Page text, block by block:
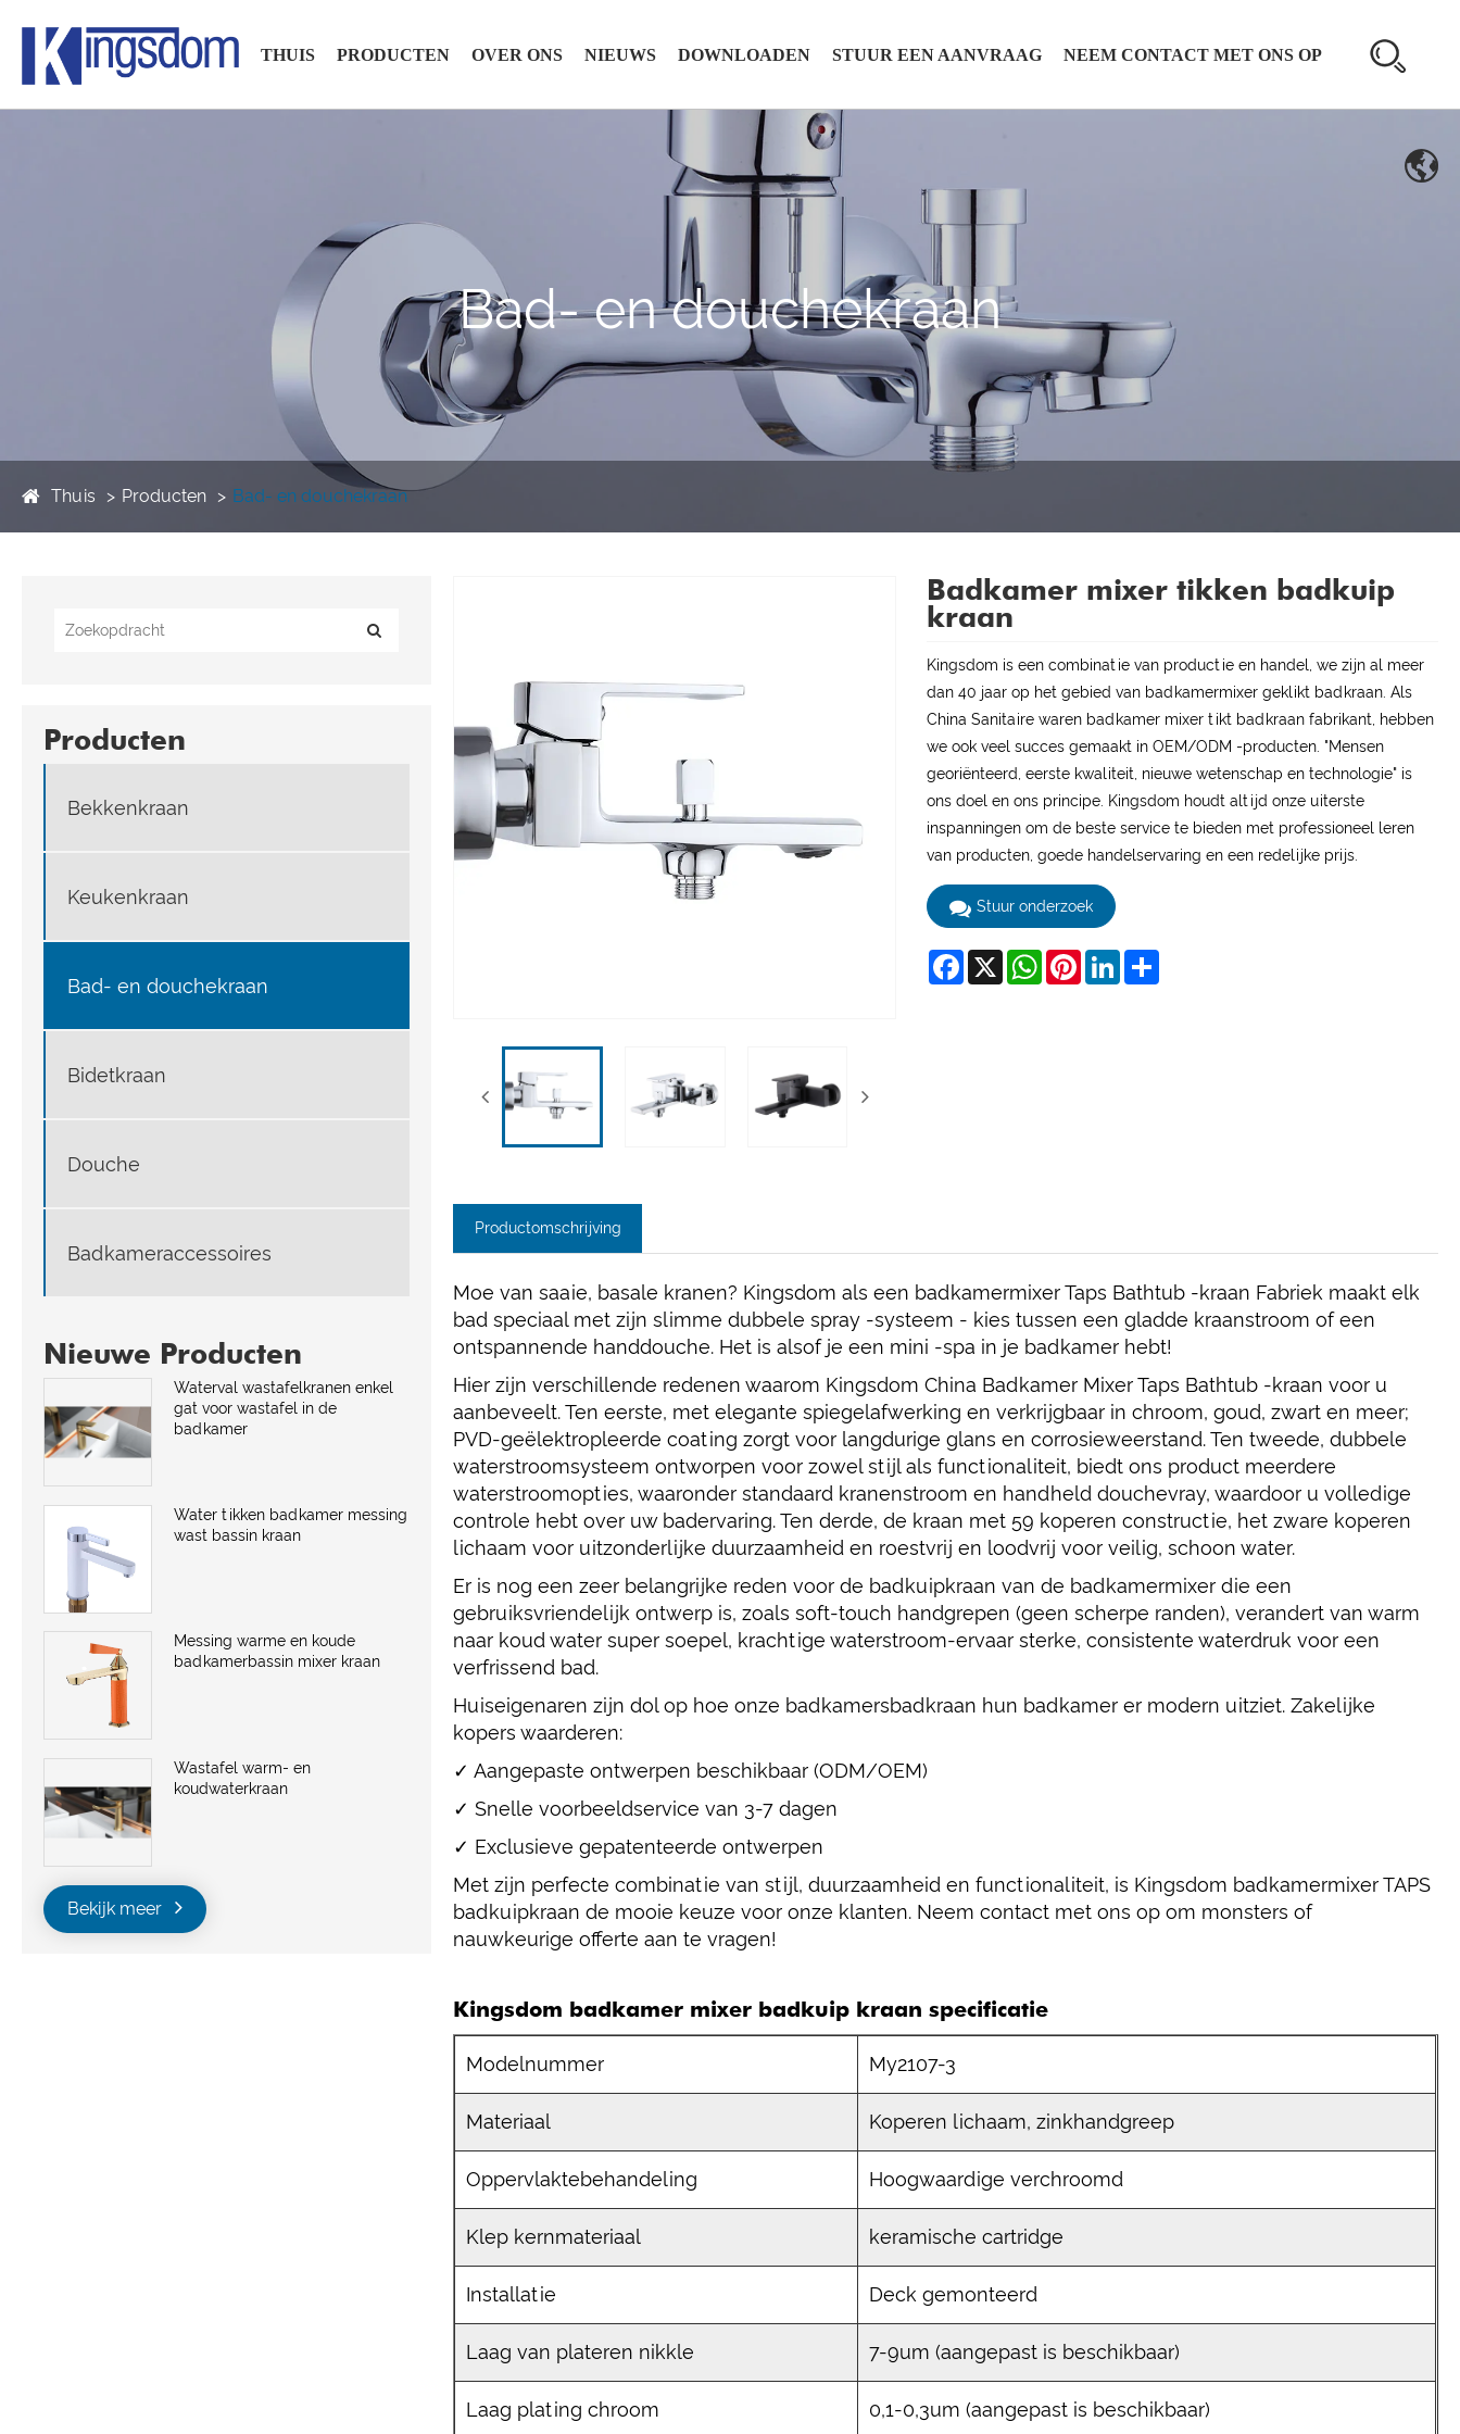
THUIS PRODUCTEN OVER ONS NIEUWS DOWNLOADEN STUUR EEN AANVRAAG NEEM CONTACT MET ONS OP
Bad- en douchekraan
Thuis Producten Bad- en douchekraan
Producten
Bekkenkraan
Keukenkraan
Bad- en douchekraan
Bidetkraan
Douche
Badkameraccessoires
Nieuwe Producten
Waterval wastafelkranen enkel
gat voor wastafel in de
badkamer
Water tikken badkamer messing
wast bassin kraan
Messing warme en koude
badkamerbassin mixer kraan
Wastafel warm- en
koudwaterkraan
Bekijk meer
Badkamer mixer tikken badkuip
kraan
Kingsdom is een combinatie van productie en handel, we zijn al meer
dan 40 jaar op het gebied van badkamermixer geklikt badkraan. Als
China Sanitaire waren badkamer mixer tikt badkraan fabrikant, hebben
we ook veel succes gemaakt in OEM/ODM -producten. "Mensen
georiënteerd, eerste kwaliteit, nieuwe wetenschap en technologie" is
ons doel en ons principe. Kingsdom houdt altijd onze uiterste
inspanningen om de beste service te bieden met professioneel leren
van producten, goede handelservaring en een redelijke prijs.
Stuur onderzoek
Facebook
X WhatsAppPinterestLinkedInShare
Productomschrijving
Moe van saaie, basale kranen? Kingsdom als een badkamermixer Taps Bathtub -kraan Fabriek maakt elk
bad speciaal met zijn slimme dubbele spray -systeem - kies tussen een gladde kraanstroom of een
ontspannende handdouche. Het is alsof je een mini -spa in je badkamer hebt!
Hier zijn verschillende redenen waarom Kingsdom China Badkamer Mixer Taps Bathtub -kraan voor u
aanbeveelt. Ten eerste, met elegante spiegelafwerking en verkrijgbaar in chroom, goud, zwart en meer;
PVD-geëlektropleerde coating zorgt voor langdurige glans en corrosieweerstand. Ten tweede, dubbele
waterstroomsysteem ontworpen voor zowel stijl als functionaliteit, biedt ons product meerdere
waterstroomopties, waaronder standaard kranenstroom en handheld douchevray, waardoor u volledige
controle hebt over uw badervaring. Ten derde, de kraan met 59 koperen constructie, het zware koperen
lichaam voor uitzonderlijke duurzaamheid en roestvrij en loodvrij voor veilig, schoon water.
Er is nog een zeer belangrijke reden voor de badkuipkraan van de badkamermixer die een
gebruiksvriendelijk ontwerp is, zoals soft-touch handgrepen (geen scherpe randen), verandert van warm
naar koud water super soepel, krachtige waterstroom-ervaar sterke, consistente waterdruk voor een
verfrissend bad.
Huiseigenaren zijn dol op hoe onze badkamersbadkraan hun badkamer er modern uitziet. Zakelijke
kopers waarderen:
✓ Aangepaste ontwerpen beschikbaar (ODM/OEM)
✓ Snelle voorbeeldservice van 3-7 dagen
✓ Exclusieve gepatenteerde ontwerpen
Met zijn perfecte combinatie van stijl, duurzaamheid en functionaliteit, is Kingsdom badkamermixer TAPS
badkuipkraan de mooie keuze voor onze klanten. Neem contact met ons op om monsters of
nauwkeurige offerte aan te vragen!
Kingsdom badkamer mixer badkuip kraan specificatie
Modelnummer My2107-3
Materiaal Koperen lichaam, zinkhandgreep
Oppervlaktebehandeling Hoogwaardige verchroomd
Klep kernmateriaal keramische cartridge
Installatie Deck gemonteerd
Laag van plateren nikkle 7-9um (aangepast is beschikbaar)
Laag plating chroom 0,1-0,3um (aangepast is beschikbaar)